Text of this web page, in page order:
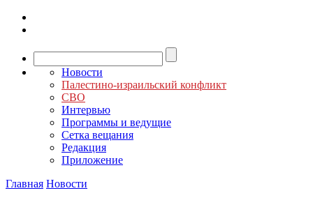
Новости
Палестино-израильский конфликт
СВО
Интервью
Программы и ведущие
Сетка вещания
Редакция
Приложение
Главная Новости